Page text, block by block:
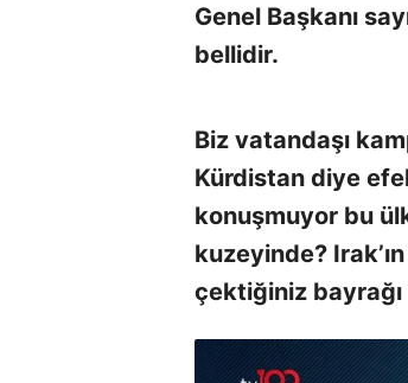
Genel Başkanı
bellidir.
Biz vatandaşı
Kürdistan diye
konuşmuyor bu
kuzeyinde?
çektiğiniz bayrağı